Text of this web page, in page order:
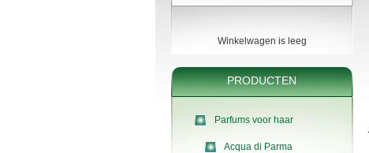
Winkelwagen is leeg
PRODUCTEN
Parfums voor haar
Acqua di Parma